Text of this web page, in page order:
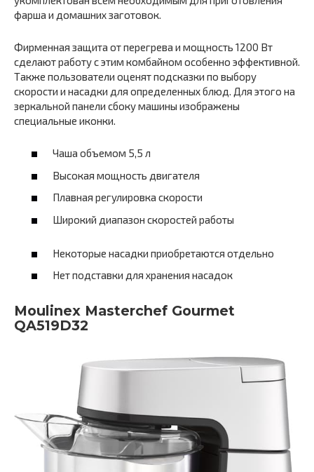
фарша и домашних заготовок.
Фирменная защита от перегрева и мощность 1200 Вт
сделают работу с этим комбайном особенно эффективной.
Также пользователи оценят подсказки по выбору
скорости и насадки для определенных блюд. Для этого на
зеркальной панели сбоку машины изображены
специальные иконки.
Чаша объемом 5,5 л
Высокая мощность двигателя
Плавная регулировка скорости
Широкий диапазон скоростей работы
Некоторые насадки приобретаются отдельно
Нет подставки для хранения насадок
Moulinex Masterchef Gourmet
QA519D32